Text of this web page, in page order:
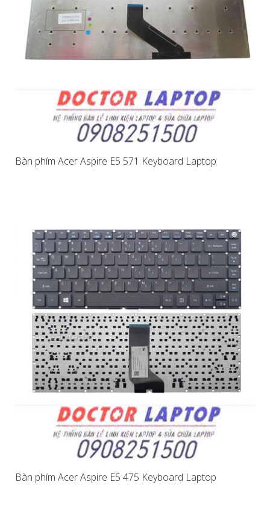
Bàn phím Acer Aspire E5 571 Keyboard Laptop
Bàn phím Acer Aspire E5 475 Keyboard Laptop